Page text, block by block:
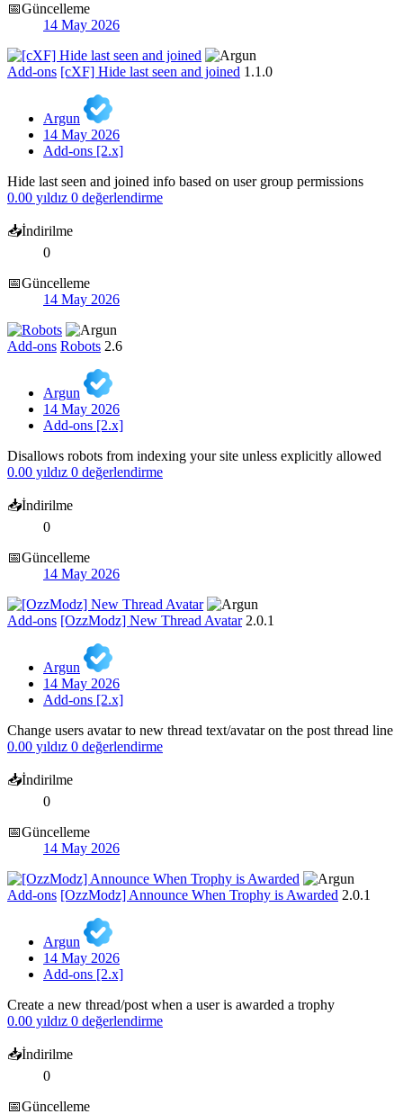
📅Güncelleme
14 May 2026
Add-ons [cXF] Hide last seen and joined 1.1.0
Argun
14 May 2026
Add-ons [2.x]
Hide last seen and joined info based on user group permissions
0.00 yıldız 0 değerlendirme
📥İndirilme
0
📅Güncelleme
14 May 2026
Add-ons Robots 2.6
Argun
14 May 2026
Add-ons [2.x]
Disallows robots from indexing your site unless explicitly allowed
0.00 yıldız 0 değerlendirme
📥İndirilme
0
📅Güncelleme
14 May 2026
Add-ons [OzzModz] New Thread Avatar 2.0.1
Argun
14 May 2026
Add-ons [2.x]
Change users avatar to new thread text/avatar on the post thread line
0.00 yıldız 0 değerlendirme
📥İndirilme
0
📅Güncelleme
14 May 2026
Add-ons [OzzModz] Announce When Trophy is Awarded 2.0.1
Argun
14 May 2026
Add-ons [2.x]
Create a new thread/post when a user is awarded a trophy
0.00 yıldız 0 değerlendirme
📥İndirilme
0
📅Güncelleme